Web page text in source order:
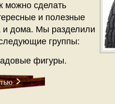
можно сделать
и полезные
и дома. Мы разделили
группы:
фигуры.